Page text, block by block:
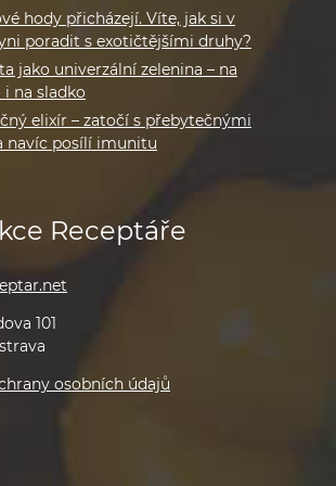
hody přicházejí. Víte, jak si v
poradit s exotičtějšími druhy?
jako univerzální zelenina – na
i na sladko
elixír – zatočí s přebytečnými
navíc posílí imunitu
Receptáře
101
osobních údajů